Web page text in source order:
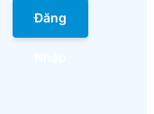
Đăng